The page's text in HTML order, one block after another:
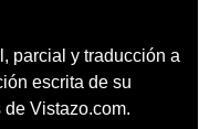
parcial y traducción a
escrita de su
Vistazo.com.